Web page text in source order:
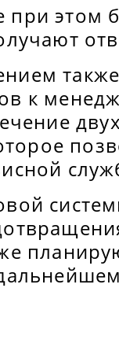
этом
к